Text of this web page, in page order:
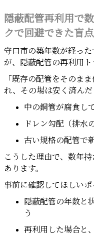
隠蔽配管再利用で
クで回避できた盲
守口市の築年数が経っ
が、隠蔽配管の再利用ト
「既存の配管をそのま
れ、その場は安く済んだ
中の銅管が腐食し
ドレン勾配（排水
古い規格の配管で
こうした理由で、数年
あります。
事前に確認してほしいポ
隠蔽配管の年数と
う
再利用した場合と